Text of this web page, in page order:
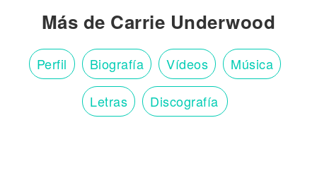
Más de Carrie Underwood
Perfil Biografía Vídeos Música
Letras Discografía